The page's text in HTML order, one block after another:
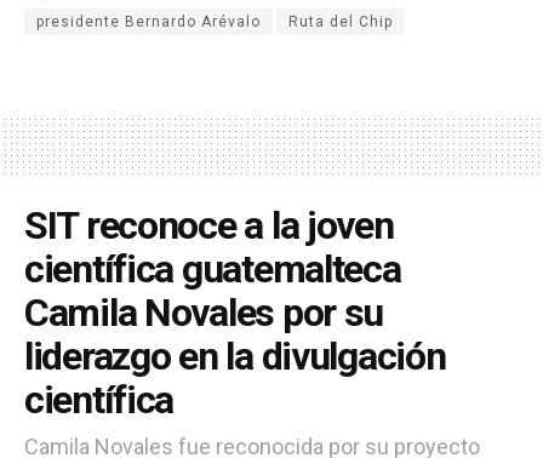
presidente Bernardo Arévalo Ruta del Chip
SIT reconoce a la joven
científica guatemalteca
Camila Novales por su
liderazgo en la divulgación
científica
Camila Novales fue reconocida por su proyecto